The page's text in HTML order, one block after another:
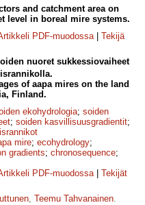
and catchment area on
level in boreal mire systems.
PDF-muodossa| Tekijä
nuoret sukkessiovaiheet
of aapa mires on the land
Finland.
ekohydrologia; soiden
; soiden kasvillisuusgradientit;
mire; ecohydrology;
gradients; chronosequence;
PDF-muodossa| Tekijät
, Teemu Tahvanainen.